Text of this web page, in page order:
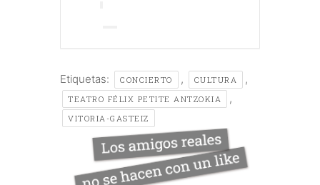
Etiquetas: CONCIERTO , CULTURA ,
TEATRO FÉLIX PETITE ANTZOKIA ,
VITORIA-GASTEIZ